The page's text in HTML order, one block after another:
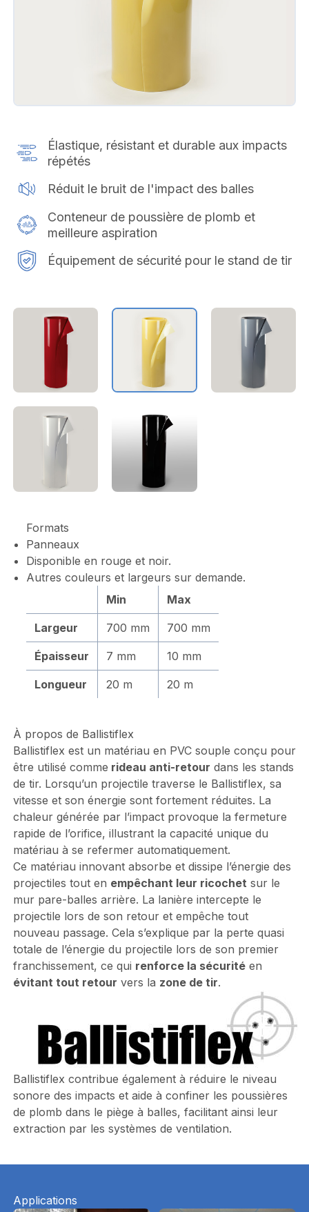
Élastique, résistant et durable aux impacts
répétés
Réduit le bruit de l'impact des balles
Conteneur de poussière de plomb et
meilleure aspiration
Équipement de sécurité pour le stand de tir
Formats
Panneaux
Disponible en rouge et noir.
Autres couleurs et largeurs sur demande.
Min
Max
Largeur 700 mm 700 mm
Épaisseur 7 mm 10 mm
Longueur 20 m 20 m
À propos de Ballistiflex
Ballistiflex est un matériau en PVC souple conçu pour
être utilisé comme rideau anti-retour dans les stands
de tir. Lorsqu’un projectile traverse le Ballistiflex, sa
vitesse et son énergie sont fortement réduites. La
chaleur générée par l’impact provoque la fermeture
rapide de l’orifice, illustrant la capacité unique du
matériau à se refermer automatiquement.
Ce matériau innovant absorbe et dissipe l’énergie des
projectiles tout en empêchant leur ricochet sur le
mur pare-balles arrière. La lanière intercepte le
projectile lors de son retour et empêche tout
nouveau passage. Cela s’explique par la perte quasi
totale de l’énergie du projectile lors de son premier
franchissement, ce qui renforce la sécuritéen
évitant tout retour vers la zone de tir.
Ballistiflex contribue également à réduire le niveau
sonore des impacts et aide à confiner les poussières
de plomb dans le piège à balles, facilitant ainsi leur
extraction par les systèmes de ventilation.
Applications